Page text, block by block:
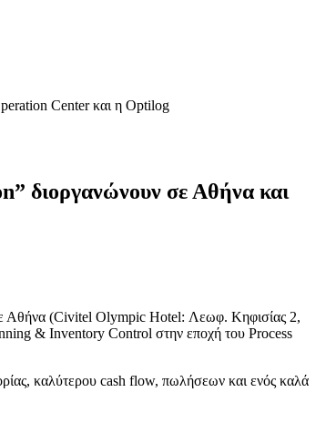
Center και η Optilog
διοργανώνουν σε Αθήνα και
Αθήνα (Civitel Olympic Hotel: Λεωφ. Κηφισίας 2,
& Inventory Control στην εποχή του Process
καλύτερου cash flow, πωλήσεων και ενός καλά